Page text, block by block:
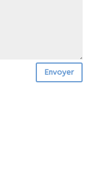
Envoyer